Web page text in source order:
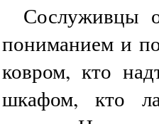
Сослуживцы
пониманием и
ковром, кто
шкафом, кто